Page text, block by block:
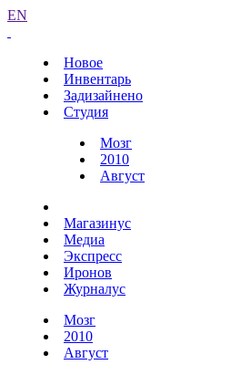
EN
Новое
Инвентарь
Задизайнено
Студия
Мозг
2010
Август
Магазинус
Медиа
Экспресс
Иронов
Журналус
Мозг
2010
Август